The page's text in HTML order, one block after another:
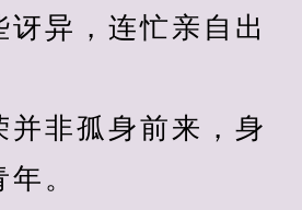
异，连忙亲自出
非孤身前来，身
。